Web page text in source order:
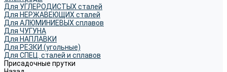
Для УГЛЕРОДИСТЫХ сталей
Для НЕРЖАВЕЮЩИХ сталей
Для АЛЮМИНИЕВЫХ сплавов
Для ЧУГУНА
Для НАПЛАВКИ
Для РЕЗКИ (угольные)
Для СПЕЦ. сталей и сплавов
Присадочные прутки